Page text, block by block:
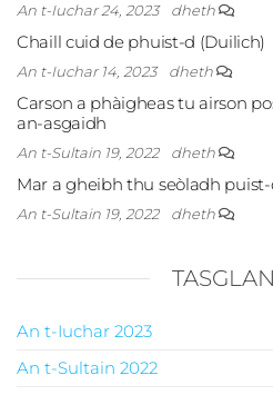
An t-Iuchar 24, 2023 dheth
Chaill cuid de phuist-d (Duilich)
An t-Iuchar 14, 2023 dheth
Carson a phàigheas tu airson
an-asgaidh
An t-Sultain 19, 2022 dheth
Mar a gheibh thu seòladh
An t-Sultain 19, 2022 dheth
An t-Iuchar 2023
An t-Sultain 2022